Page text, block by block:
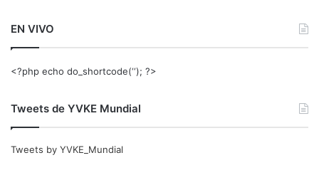
EN VIVO
<?php echo do_shortcode(‘‘); ?>
Tweets de YVKE Mundial
Tweets by YVKE_Mundial